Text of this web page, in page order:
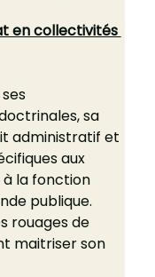
en collectivités
sa
administratif et
aux
à la fonction
publique.
rouages de
maitriser son